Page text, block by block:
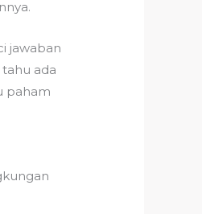
jawaban
tahu ada
paham